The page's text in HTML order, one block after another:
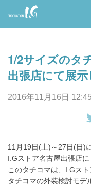
Prod
n I.G
1/2サイズのタ
出張店にて展
2016年11月16日 12:45
11月19日(土)～27日(日)
I.Gストア名古屋出張店
このタチコマは、I.Gス
タチコマの外装検討モデ